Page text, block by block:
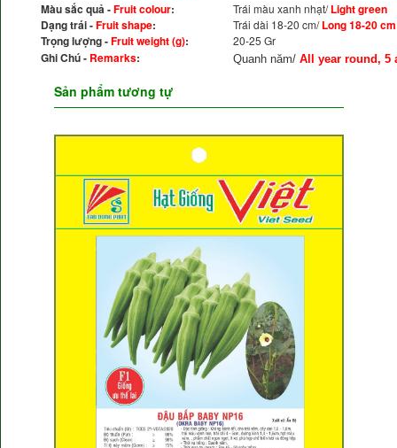
Màu sắc quả -Fruit colour: Trái màu xanh nhạt/ Light green
Dạng trái -Fruit shape: Trái dài 18-20 cm/Long 18-20 cm
Trọng lượng -Fruit weight (g): 20-25 Gr
Ghi Chú - Remarks: Quanh năm/ All year round, 5
Sản phẩm tương tự